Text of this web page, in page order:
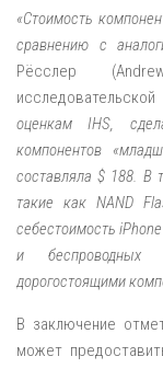
«Стоимость
сравнению с
Рёсслер
оценкам IHS,
компонентов
составляла $ 188. В
такие как NAND
себестоимость
и беспроводных
дорогостоящими
В заключение
может